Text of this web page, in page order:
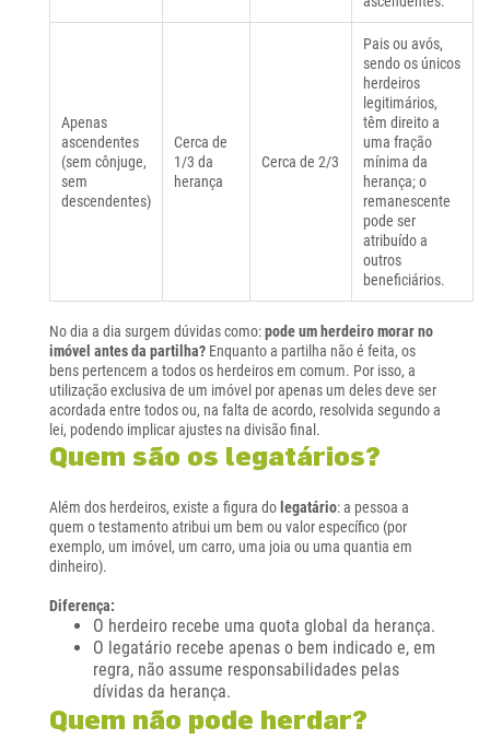
Apenas
ascendentes
(sem cônjuge,
sem
descendentes)
Cerca de
1/3 da
herança
Cerca de 2/3
Pais ou avós,
sendo os únicos
herdeiros
legitimários,
têm direito a
uma fração
mínima da
herança; o
remanescente
pode ser
atribuído a
outros
beneficiários.
No dia a dia surgem dúvidas como:pode um herdeiro morar no
imóvel antes da partilha? Enquanto a partilha não é feita, os
bens pertencem a todos os herdeiros em comum. Por isso, a
utilização exclusiva de um imóvel por apenas um deles deve ser
acordada entre todos ou, na falta de acordo, resolvida segundo a
lei, podendo implicar ajustes na divisão final.
Quem são os legatários?
Além dos herdeiros, existe a figura do legatário: a pessoa a
quem o testamento atribui um bem ou valor específico (por
exemplo, um imóvel, um carro, uma joia ou uma quantia em
dinheiro).
Diferença:
O herdeiro recebe uma quota global da herança.
O legatário recebe apenas o bem indicado e, em
regra, não assume responsabilidades pelas
dívidas da herança.
Quem não pode herdar?